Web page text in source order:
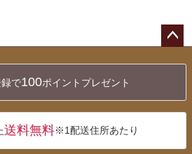
へ
で100ポイントプレゼント
送料無料※1配送住所あたり